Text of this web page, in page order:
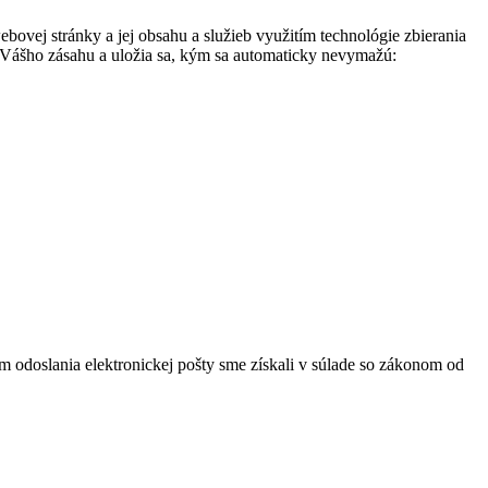
stránky a jej obsahu a služieb využitím technológie zbierania
zásahu a uložia sa, kým sa automaticky nevymažú:
elektronickej pošty sme získali v súlade so zákonom od